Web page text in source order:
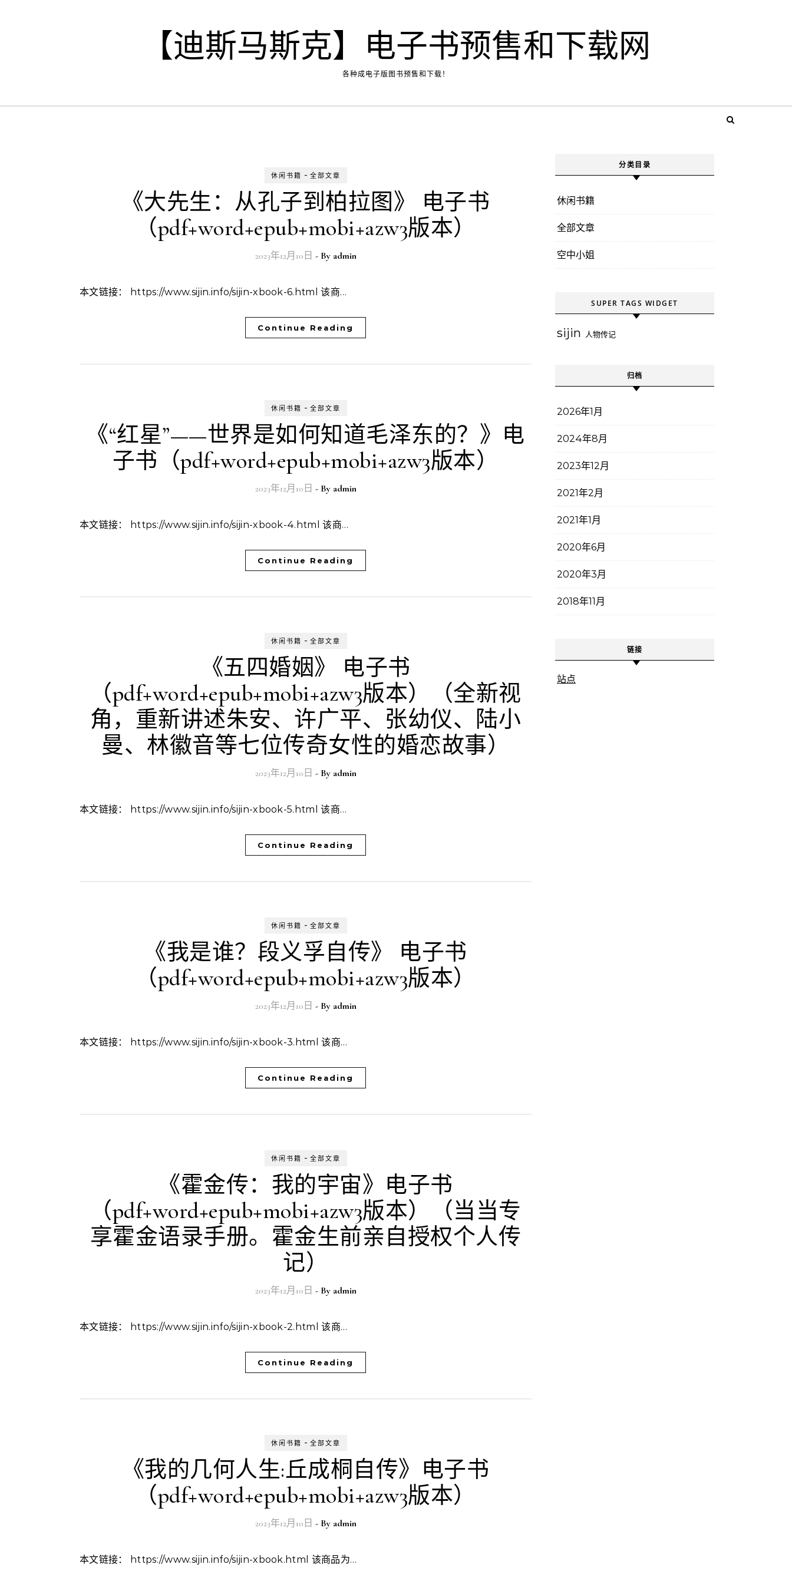
【迪斯马斯克】电子书预售和下载网
各种成电子版图书预售和下载！
休闲书籍 - 全部文章
《大先生：从孔子到柏拉图》 电子书
（pdf+word+epub+mobi+azw3版本）
2023年12月10日 - By admin
本文链接： https://www.sijin.info/sijin-xbook-6.html 该商…
Continue Reading
休闲书籍 - 全部文章
《“红星”——世界是如何知道毛泽东的？》电
子书（pdf+word+epub+mobi+azw3版本）
2023年12月10日 - By admin
本文链接： https://www.sijin.info/sijin-xbook-4.html 该商…
Continue Reading
休闲书籍 - 全部文章
《五四婚姻》 电子书
（pdf+word+epub+mobi+azw3版本）（全新视
角，重新讲述朱安、许广平、张幼仪、陆小
曼、林徽音等七位传奇女性的婚恋故事）
2023年12月10日 - By admin
本文链接： https://www.sijin.info/sijin-xbook-5.html 该商…
Continue Reading
休闲书籍 - 全部文章
《我是谁？段义孚自传》 电子书
（pdf+word+epub+mobi+azw3版本）
2023年12月10日 - By admin
本文链接： https://www.sijin.info/sijin-xbook-3.html 该商…
Continue Reading
休闲书籍 - 全部文章
《霍金传：我的宇宙》电子书
（pdf+word+epub+mobi+azw3版本）（当当专
享霍金语录手册。霍金生前亲自授权个人传
记）
2023年12月10日 - By admin
本文链接： https://www.sijin.info/sijin-xbook-2.html 该商…
Continue Reading
休闲书籍 - 全部文章
《我的几何人生:丘成桐自传》电子书
（pdf+word+epub+mobi+azw3版本）
2023年12月10日 - By admin
本文链接： https://www.sijin.info/sijin-xbook.html 该商品为…
分类目录
休闲书籍
全部文章
空中小姐
SUPER TAGS WIDGET
sijin 人物传记
归档
2026年1月
2024年8月
2023年12月
2021年2月
2021年1月
2020年6月
2020年3月
2018年11月
链接
站点